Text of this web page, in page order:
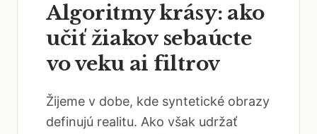
Algoritmy krásy: ako
učiť žiakov sebaúcte
vo veku ai filtrov
Žijeme v dobe, kde syntetické obrazy
definujú realitu. Ako však udržať